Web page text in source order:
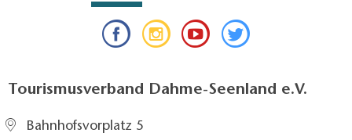
Tourismusverband Dahme-Seenland e.V.
Bahnhofsvorplatz 5​